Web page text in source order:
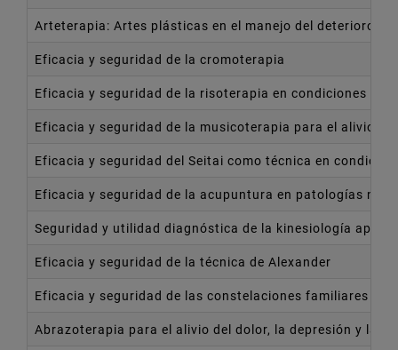
Arteterapia: Artes plásticas en el manejo del deterioro
Eficacia y seguridad de la cromoterapia
Eficacia y seguridad de la risoterapia en condiciones
Eficacia y seguridad de la musicoterapia para el alivio
Eficacia y seguridad del Seitai como técnica en
Eficacia y seguridad de la acupuntura en patologías no
Seguridad y utilidad diagnóstica de la kinesiología
Eficacia y seguridad de la técnica de Alexander
Eficacia y seguridad de las constelaciones familiares en
Abrazoterapia para el alivio del dolor, la depresión y la